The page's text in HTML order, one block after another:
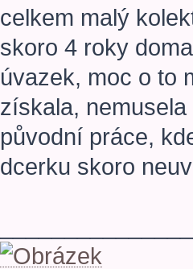
celkem malý
skoro 4 roky
úvazek, moc o to
získala,
původní práce,
dcerku skoro